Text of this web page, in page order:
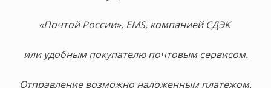
«Почтой России», EMS, компанией СДЭК
или удобным покупателю почтовым сервисом.
Отправление возможно наложенным платежом.